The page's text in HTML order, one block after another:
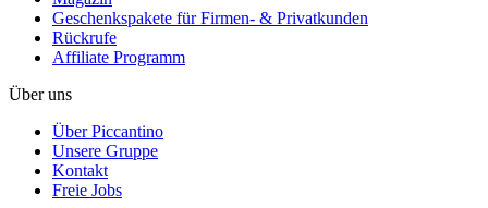
Geschenkspakete für Firmen- & Privatkunden
Rückrufe
Affiliate Programm
Über uns
Über Piccantino
Unsere Gruppe
Kontakt
Freie Jobs